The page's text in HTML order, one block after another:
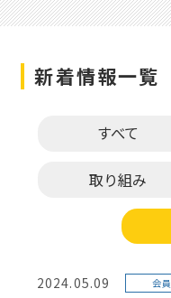
新着情報一覧
すべて
取り組み
2024.05.09 会員